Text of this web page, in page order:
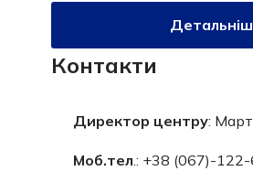
Контакти
Директор центру:
Моб.тел.: +38 (067)-